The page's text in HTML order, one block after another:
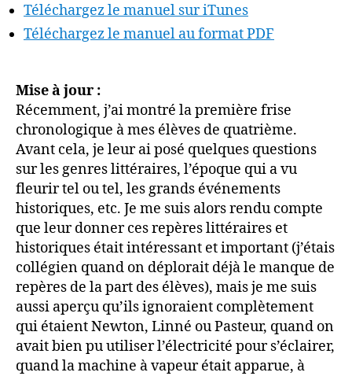
Téléchargez le manuel sur iTunes
Téléchargez le manuel au format PDF
Mise à jour :
Récemment, j’ai montré la première frise
chronologique à mes élèves de quatrième.
Avant cela, je leur ai posé quelques questions
sur les genres littéraires, l’époque qui a vu
fleurir tel ou tel, les grands événements
historiques, etc. Je me suis alors rendu compte
que leur donner ces repères littéraires et
historiques était intéressant et important (j’étais
collégien quand on déplorait déjà le manque de
repères de la part des élèves), mais je me suis
aussi aperçu qu’ils ignoraient complètement
qui étaient Newton, Linné ou Pasteur, quand on
avait bien pu utiliser l’électricité pour s’éclairer,
quand la machine à vapeur était apparue, à